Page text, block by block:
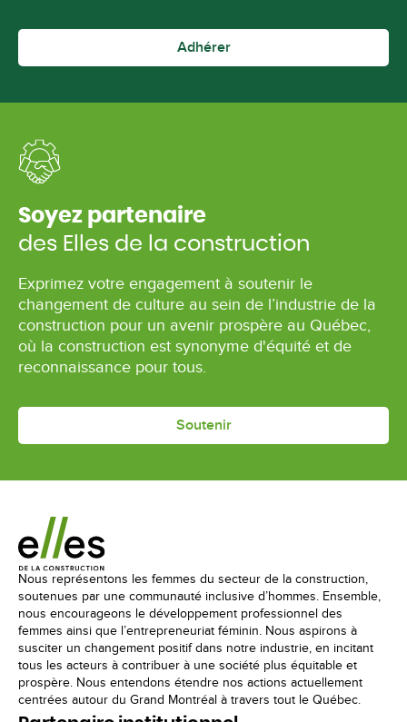
Adhérer
Soyez partenaire
des Elles de la construction
Exprimez votre engagement à soutenir le
changement de culture au sein de l’industrie de la
construction pour un avenir prospère au Québec,
où la construction est synonyme d'équité et de
reconnaissance pour tous.
Soutenir
Nous représentons les femmes du secteur de la construction,
soutenues par une communauté inclusive d’hommes. Ensemble,
nous encourageons le développement professionnel des
femmes ainsi que l’entrepreneuriat féminin. Nous aspirons à
susciter un changement positif dans notre industrie, en incitant
tous les acteurs à contribuer à une société plus équitable et
prospère. Nous entendons étendre nos actions actuellement
centrées autour du Grand Montréal à travers tout le Québec.